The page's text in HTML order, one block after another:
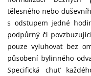
tělesného nebo
s odstupem jedné
podpůrný či
pouze vyluhovat bez
působení bylinného
Specifická chuť